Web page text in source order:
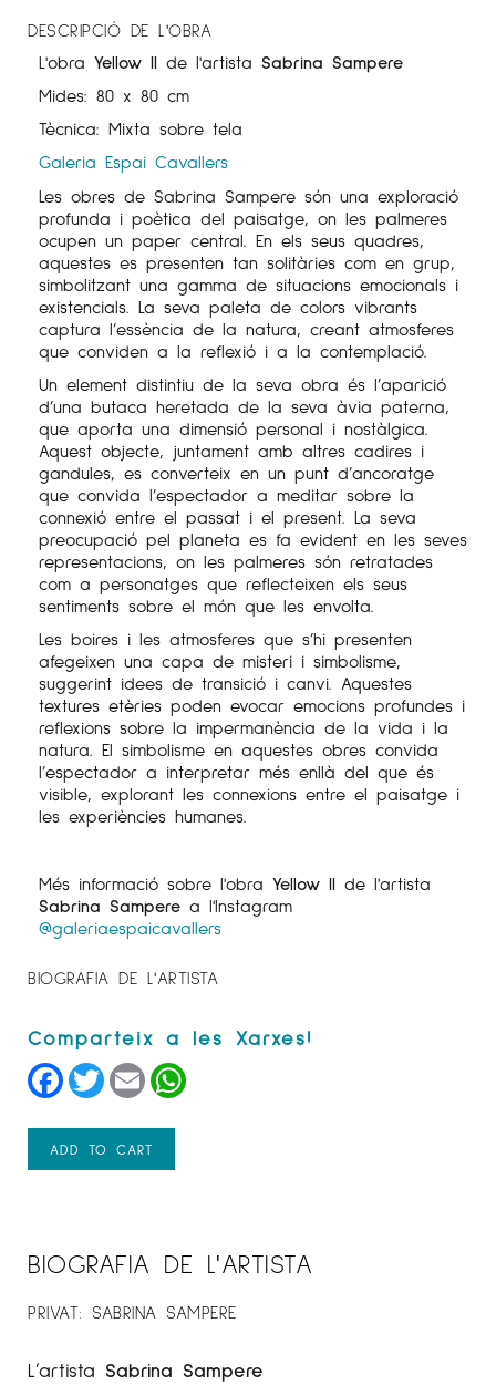
DESCRIPCIÓ DE L'OBRA
L'obra Yellow II de l'artista Sabrina Sampere
Mides: 80 x 80 cm
Tècnica: Mixta sobre tela
Galeria Espai Cavallers
Les obres de Sabrina Sampere són una exploració
profunda i poètica del paisatge, on les palmeres
ocupen un paper central. En els seus quadres,
aquestes es presenten tan solitàries com en grup,
simbolitzant una gamma de situacions emocionals i
existencials. La seva paleta de colors vibrants
captura l’essència de la natura, creant atmosferes
que conviden a la reflexió i a la contemplació.
Un element distintiu de la seva obra és l’aparició
d’una butaca heretada de la seva àvia paterna,
que aporta una dimensió personal i nostàlgica.
Aquest objecte, juntament amb altres cadires i
gandules, es converteix en un punt d’ancoratge
que convida l’espectador a meditar sobre la
connexió entre el passat i el present. La seva
preocupació pel planeta es fa evident en les seves
representacions, on les palmeres són retratades
com a personatges que reflecteixen els seus
sentiments sobre el món que les envolta.
Les boires i les atmosferes que s’hi presenten
afegeixen una capa de misteri i simbolisme,
suggerint idees de transició i canvi. Aquestes
textures etèries poden evocar emocions profundes i
reflexions sobre la impermanència de la vida i la
natura. El simbolisme en aquestes obres convida
l’espectador a interpretar més enllà del que és
visible, explorant les connexions entre el paisatge i
les experiències humanes.
Més informació sobre l'obra Yellow II de l'artista
Sabrina Sampere a l'Instagram
@galeriaespaicavallers
BIOGRAFIA DE L'ARTISTA
Facebook
TwitterEmail
ADD TO CART
BIOGRAFIA DE L'ARTISTA
PRIVAT: SABRINA SAMPERE
L’artista Sabrina Sampere